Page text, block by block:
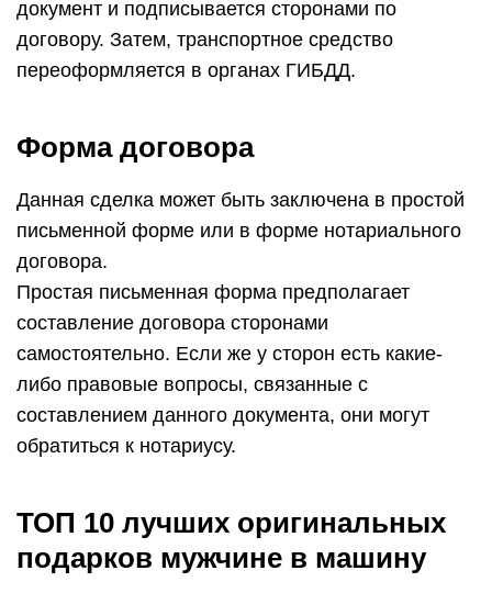
документ и подписывается сторонами по
договору. Затем, транспортное средство
переоформляется в органах ГИБДД.
Форма договора
Данная сделка может быть заключена в простой
письменной форме или в форме нотариального
договора.
Простая письменная форма предполагает
составление договора сторонами
самостоятельно. Если же у сторон есть какие-
либо правовые вопросы, связанные с
составлением данного документа, они могут
обратиться к нотариусу.
ТОП 10 лучших оригинальных
подарков мужчине в машину